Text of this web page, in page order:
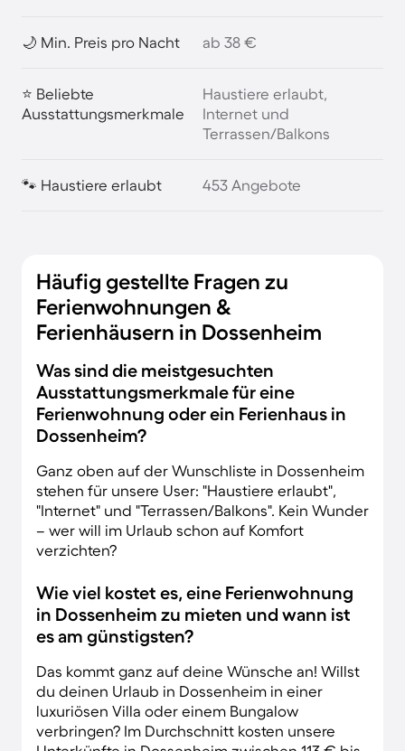
🌙 Min. Preis pro Nacht ab 38 €
⭐ Beliebte
Ausstattungsmerkmale
Haustiere erlaubt,
Internet und
Terrassen/Balkons
🐾 Haustiere erlaubt 453 Angebote
Häufig gestellte Fragen zu
Ferienwohnungen &
Ferienhäusern in Dossenheim
Was sind die meistgesuchten
Ausstattungsmerkmale für eine
Ferienwohnung oder ein Ferienhaus in
Dossenheim?
Ganz oben auf der Wunschliste in Dossenheim
stehen für unsere User: "Haustiere erlaubt",
"Internet" und "Terrassen/Balkons". Kein Wunder
– wer will im Urlaub schon auf Komfort
verzichten?
Wie viel kostet es, eine Ferienwohnung
in Dossenheim zu mieten und wann ist
es am günstigsten?
Das kommt ganz auf deine Wünsche an! Willst
du deinen Urlaub in Dossenheim in einer
luxuriösen Villa oder einem Bungalow
verbringen? Im Durchschnitt kosten unsere